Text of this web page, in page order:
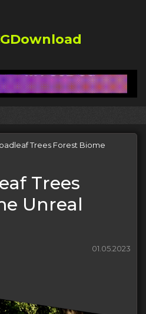
Trees Forest Biome
Trees
Unreal
01.05.2023